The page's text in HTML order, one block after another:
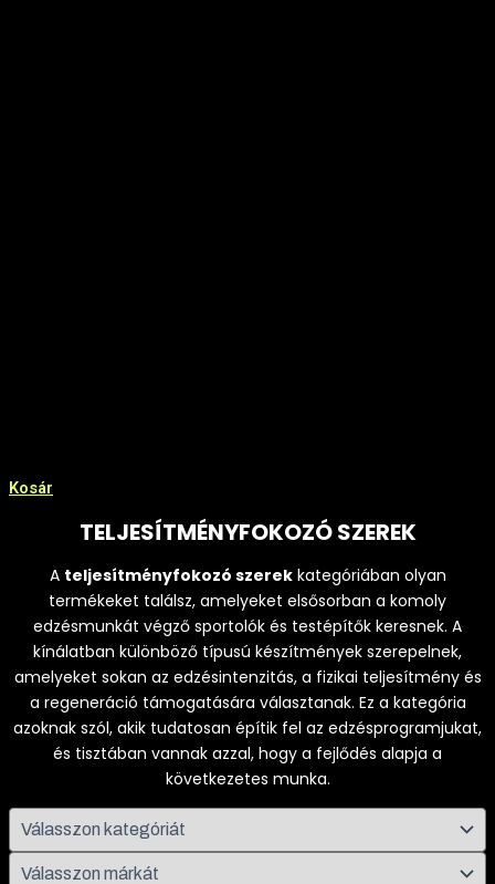
Kosár
TELJESÍTMÉNYFOKOZÓ SZEREK
A teljesítményfokozó szerekkategóriában olyan
termékeket találsz, amelyeket elsősorban a komoly
edzésmunkát végző sportolók és testépítők keresnek. A
kínálatban különböző típusú készítmények szerepelnek,
amelyeket sokan az edzésintenzitás, a fizikai teljesítmény és
a regeneráció támogatására választanak. Ez a kategória
azoknak szól, akik tudatosan építik fel az edzésprogramjukat,
és tisztában vannak azzal, hogy a fejlődés alapja a
következetes munka.